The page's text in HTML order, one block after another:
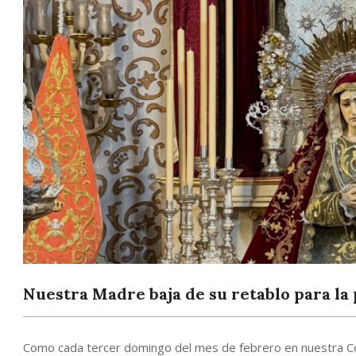
Nuestra Madre baja de su retablo para
Como cada tercer domingo del mes de febrero en nuestra
Y